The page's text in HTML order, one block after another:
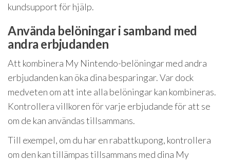
kundsupport för hjälp.
Använda belöningar i samband med
andra erbjudanden
Att kombinera My Nintendo-belöningar med andra
erbjudanden kan öka dina besparingar. Var dock
medveten om att inte alla belöningar kan kombineras.
Kontrollera villkoren för varje erbjudande för att se
om de kan användas tillsammans.
Till exempel, om du har en rabattkupong, kontrollera
om den kan tillämpas tillsammans med dina My